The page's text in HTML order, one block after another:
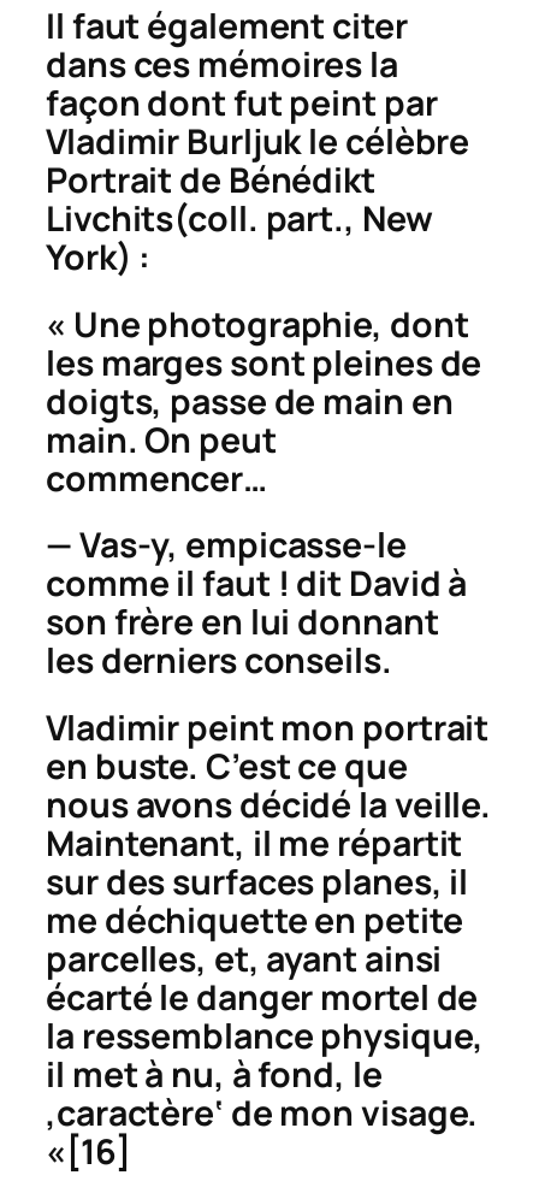
Il faut également citer
dans ces mémoires la
façon dont fut peint par
Vladimir Burljuk le célèbre
Portrait de Bénédikt
Livchits(coll. part., New
York) :
« Une photographie, dont
les marges sont pleines de
doigts, passe de main en
main. On peut
commencer…
— Vas-y, empicasse-le
comme il faut ! dit David à
son frère en lui donnant
les derniers conseils.
Vladimir peint mon portrait
en buste. C’est ce que
nous avons décidé la veille.
Maintenant, il me répartit
sur des surfaces planes, il
me déchiquette en petite
parcelles, et, ayant ainsi
écarté le danger mortel de
la ressemblance physique,
il met à nu, à fond, le
‚caractère‘ de mon visage.
« [16]